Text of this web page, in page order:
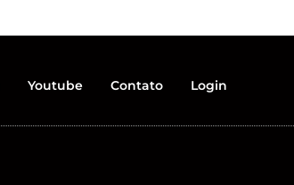
Youtube Contato Login